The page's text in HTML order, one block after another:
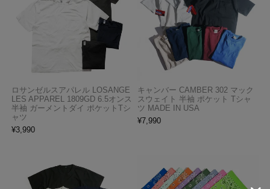
ロサンゼルスアパレル LOSANGE
LES APPAREL 1809GD 6.5オンス
半袖 ガーメントダイ ポケットTシ
ャツ
¥3,990
キャンバー CAMBER 302 マック
スウェイト 半袖 ポケット Tシャ
ツ MADE IN USA
¥7,990